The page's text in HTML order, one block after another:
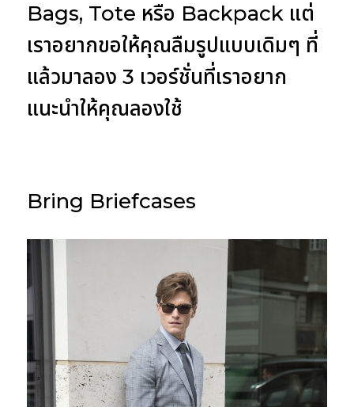
Bags, Tote หรือ Backpack แต่
เราอยากขอให้คุณลืมรูปแบบเดิมๆ ที่
แล้วมาลอง 3 เวอร์ชั่นที่เราอยาก
แนะนำให้คุณลองใช้
Bring Briefcases